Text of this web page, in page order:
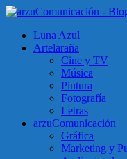
Luna Azul
Artelaraña
Cine y TV
Música
Pintura
Fotografía
Letras
arzuComunicación
Gráfica
Marketing y